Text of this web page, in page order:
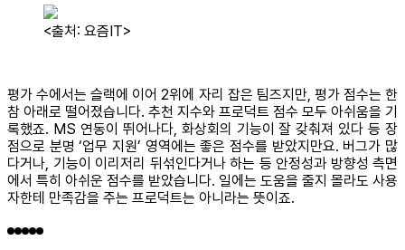
<출처: 요즘IT>
평가 수에서는 슬랙에 이어 2위에 자리 잡은 팀즈지만, 평가 점수는 한
참 아래로 떨어졌습니다. 추천 지수와 프로덕트 점수 모두 아쉬움을 기
록했죠. MS 연동이 뛰어나다, 화상회의 기능이 잘 갖춰져 있다 등 장
점으로 분명 ‘업무 지원’ 영역에는 좋은 점수를 받았지만요. 버그가 많
다거나, 기능이 이리저리 뒤섞인다거나 하는 등 안정성과 방향성 측면
에서 특히 아쉬운 점수를 받았습니다. 일에는 도움을 줄지 몰라도 사용
자한테 만족감을 주는 프로덕트는 아니라는 뜻이죠.